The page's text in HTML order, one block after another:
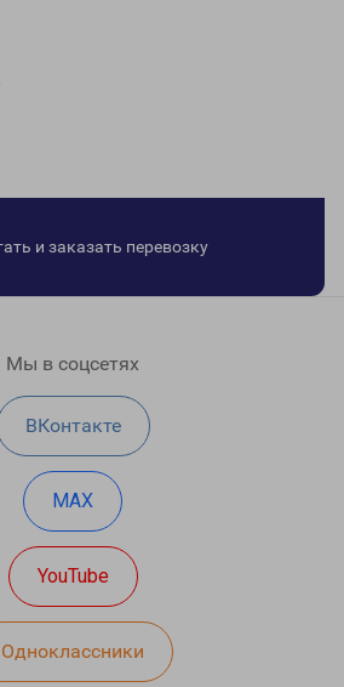
и заказать перевозку
Мы в соцсетях
ВКонтакте
MAX
YouTube
Одноклассники